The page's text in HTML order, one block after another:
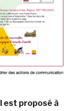
est proposé à